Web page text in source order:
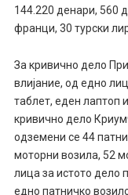
144.220 денари, 560
франци, 30 турски
За кривично дело
влијание, од едно
таблет, еден лаптоп
кривично дело
одземени се 44
моторни возила, 52
лица за истото дело
едно патничко